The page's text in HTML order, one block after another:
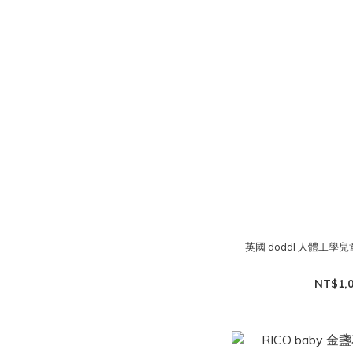
英國 doddl 人體工學兒